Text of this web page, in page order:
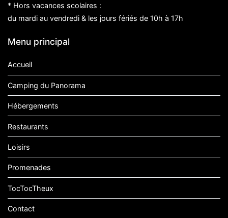
* Hors vacances scolaires :
du mardi au vendredi & les jours fériés de 10h à 17h
Menu principal
Accueil
Camping du Panorama
Hébergements
Restaurants
Loisirs
Promenades
TocTocTheux
Contact